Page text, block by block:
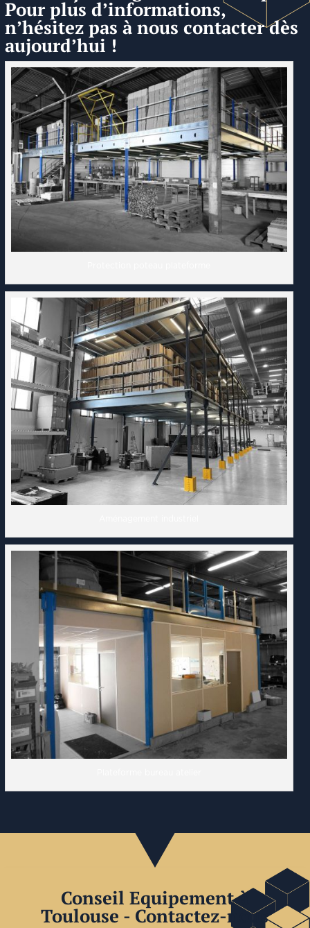
Pour plus d’informations,
n’hésitez pas à nous contacter dès
aujourd’hui !
Conseil Equipement à
Toulouse - Contactez-nous